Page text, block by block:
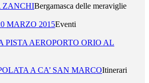
ZANCHIBergamasca delle meraviglie
MARZO 2015Eventi
PISTA AEROPORTO ORIO AL
A CA’ SAN MARCOItinerari